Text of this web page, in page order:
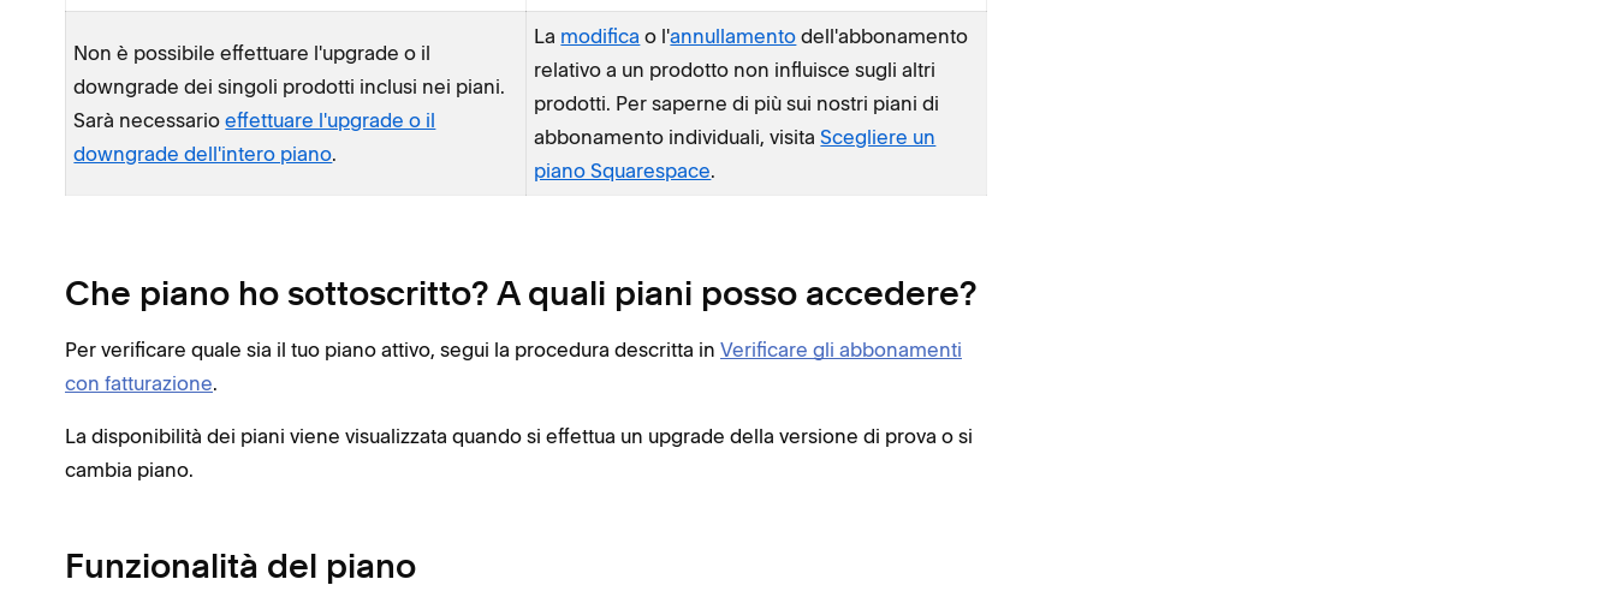
Non è possibile effettuare l'upgrade o il
downgrade dei singoli prodotti inclusi nei piani.
Sarà necessarioeffettuare l'upgrade o il
downgrade dell'intero piano.
La modifica o l'annullamento dell'abbonamento
relativo a un prodotto non influisce sugli altri
prodotti. Per saperne di più sui nostri piani di
abbonamento individuali, visitaScegliere un
piano Squarespace.
Che piano ho sottoscritto? A quali piani posso accedere?
Per verificare quale sia il tuo piano attivo, segui la procedura descritta in Verificare gli abbonamenti
con fatturazione.
La disponibilità dei piani viene visualizzata quando si effettua un upgrade della versione di prova o si
cambia piano.
Funzionalità del piano